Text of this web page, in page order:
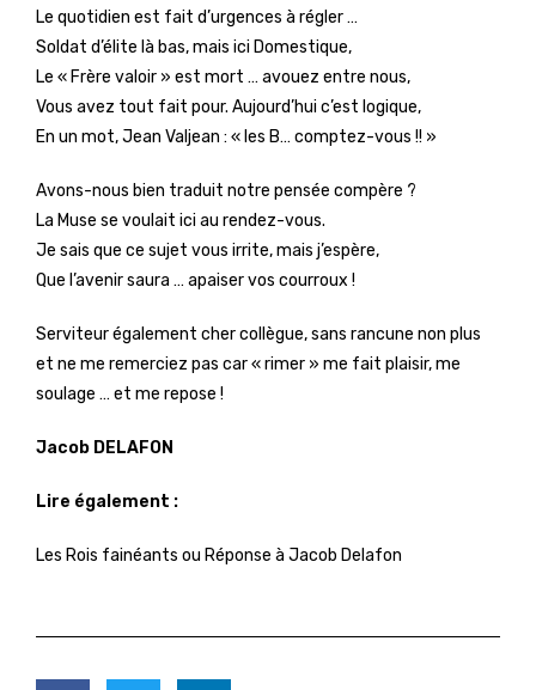
Le quotidien est fait d’urgences à régler …
Soldat d’élite là bas, mais ici Domestique,
Le « Frère valoir » est mort … avouez entre nous,
Vous avez tout fait pour. Aujourd’hui c’est logique,
En un mot, Jean Valjean : « les B… comptez-vous !! »
Avons-nous bien traduit notre pensée compère ?
La Muse se voulait ici au rendez-vous.
Je sais que ce sujet vous irrite, mais j’espère,
Que l’avenir saura … apaiser vos courroux !
Serviteur également cher collègue, sans rancune non plus
et ne me remerciez pas car « rimer » me fait plaisir, me
soulage … et me repose !
Jacob DELAFON
Lire également :
Les Rois fainéants ou Réponse à Jacob Delafon